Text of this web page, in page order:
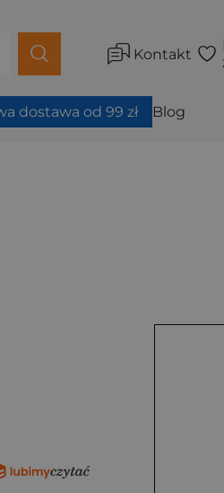
Kontakt
dostawa od 99 zł Blog